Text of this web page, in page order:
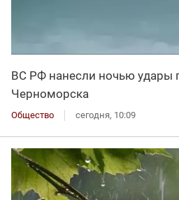
ВС РФ нанесли ночью удары
Черноморска
Общество сегодня, 10:09